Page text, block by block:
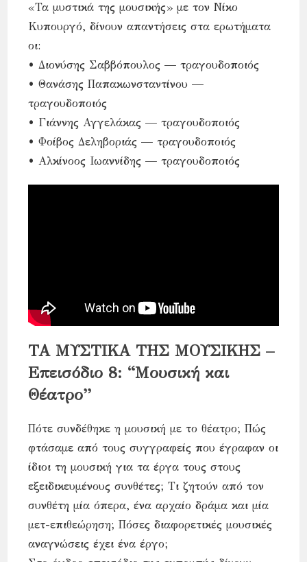
«Τα μυστικά της μουσικής» με τον Νίκο
Κυπουργό, δίνουν απαντήσεις στα ερωτήματα
οι:
• Διονύσης Σαββόπουλος — τραγουδοποιός
• Θανάσης Παπακωνσταντίνου —
τραγουδοποιός
• Γιάννης Αγγελάκας — τραγουδοποιός
• Φοίβος Δεληβοριάς — τραγουδοποιός
• Αλκίνοος Ιωαννίδης — τραγουδοποιός
ΤΑ ΜΥΣΤΙΚΑ ΤΗΣ ΜΟΥΣΙΚΗΣ –
Eπεισόδιο 8: “Μουσική και
Θέατρο”
Πότε συνδέθηκε η μουσική με το θέατρο; Πώς
φτάσαμε από τους συγγραφείς που έγραφαν οι
ίδιοι τη μουσική για τα έργα τους στους
εξειδικευμένους συνθέτες; Τι ζητούν από τον
συνθέτη μία όπερα, ένα αρχαίο δράμα και μία
μετ-επιθεώρηση; Πόσες διαφορετικές μουσικές
αναγνώσεις έχει ένα έργο;